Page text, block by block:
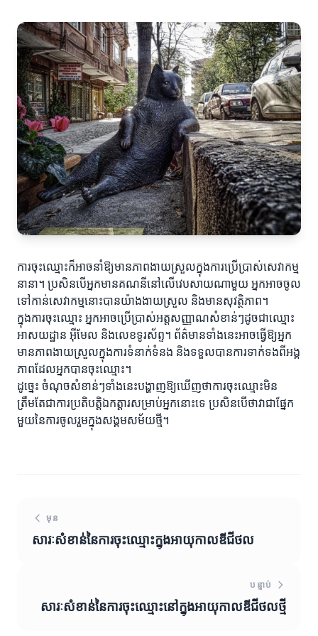
ការចុះឈ្មោះក៏អាចនាំឱ្យមានភាពងាយស្រួលក្នុងការប្រើប្រាស់សេវាកម្ម
នានា។ ប្រសិនបើអ្នកមានគណនីនៅលើវេបសាយណាមួយ អ្នកអាចចូល
ទៅកាន់សេវាកម្មនោះបានយ៉ាងងាយស្រួល និងមានសុវត្ថិភាព។
ក្នុងការចុះឈ្មោះ អ្នកអាចប្រើប្រាស់អត្តសញ្ញាណសំខាន់ៗដូចជាឈ្មោះ
អាសយដ្ឋាន អ៊ីមែល និងលេខទូរស័ព្ទ។ ព័ត៌មានទាំងនេះអាចធ្វើឱ្យអ្នក
មានភាពងាយស្រួលក្នុងការទំនាក់ទំនង និងទទួលបានការទាក់ទងពីអង្គ
ភាពដែលអ្នកបានចុះឈ្មោះ។
ដូច្នេះ ចំណុចសំខាន់ៗទាំងនេះបង្ហាញឱ្យឃើញថាការចុះឈ្មោះមិន
ត្រឹមតែជាការប្រតិបត្ដិឯកត្តារសម្រាប់អ្នកនោះទេ ប្រសិនបើថាវាជាផ្នែក
មួយនៃការចូលរួមក្នុងសង្គមសម័យថ្មី។
មុន
សារៈសំខាន់នៃការចុះឈ្មោះក្នុងអាយុកាលឌីជីថល
បន្ទាប់
សារៈសំខាន់នៃការចុះឈ្មោះនៅក្នុងអាយុកាលឌីជីថលថ្មី